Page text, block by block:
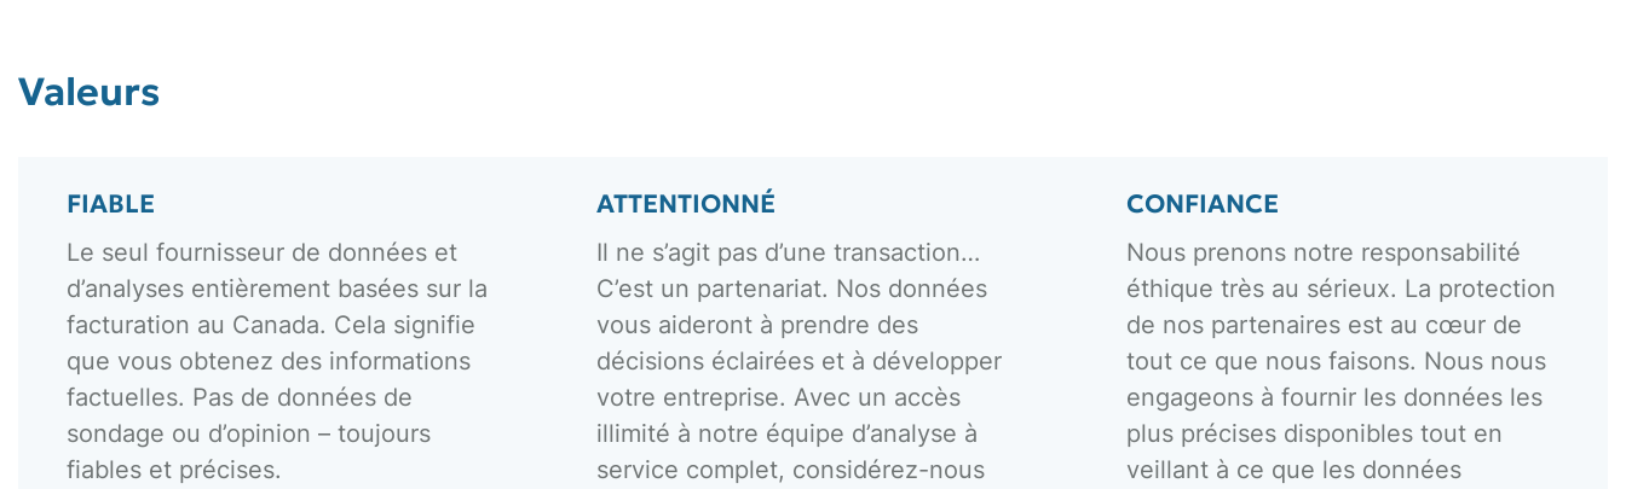
Valeurs
FIABLE
Le seul fournisseur de données et
d’analyses entièrement basées sur la
facturation au Canada. Cela signifie
que vous obtenez des informations
factuelles. Pas de données de
sondage ou d’opinion – toujours
fiables et précises.
ATTENTIONNÉ
Il ne s’agit pas d’une transaction…
C’est un partenariat. Nos données
vous aideront à prendre des
décisions éclairées et à développer
votre entreprise. Avec un accès
illimité à notre équipe d’analyse à
service complet, considérez-nous
CONFIANCE
Nous prenons notre responsabilité
éthique très au sérieux. La protection
de nos partenaires est au cœur de
tout ce que nous faisons. Nous nous
engageons à fournir les données les
plus précises disponibles tout en
veillant à ce que les données